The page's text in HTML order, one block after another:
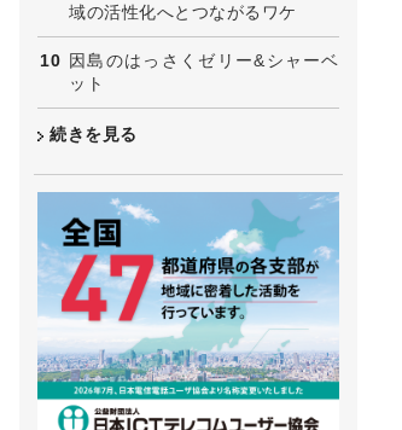
域の活性化へとつながるワケ
因島のはっさくゼリー&シャーベ
ット
続きを見る